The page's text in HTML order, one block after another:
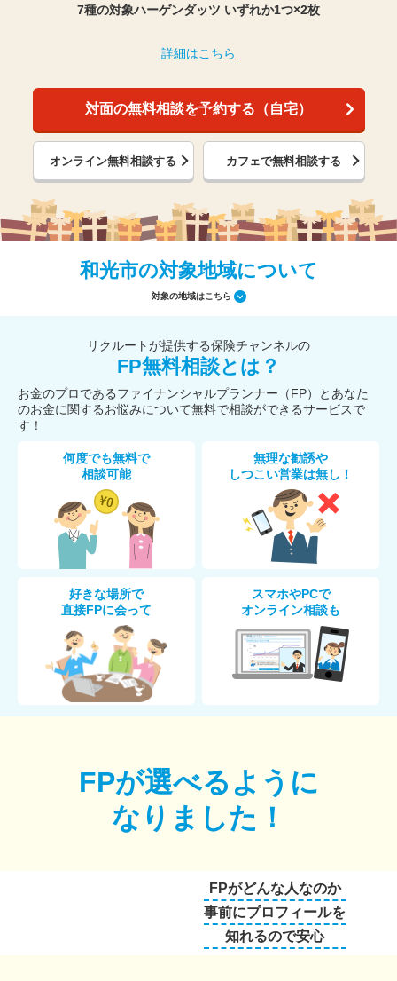
7種の対象ハーゲンダッツ いずれか1つ×2枚
詳細はこちら
対面の無料相談を予約する（自宅）
オンライン無料相談する カフェで無料相談する
和光市の対象地域について
対象の地域はこちら
リクルートが提供する保険チャンネルの
FP無料相談とは？
お金のプロであるファイナンシャルプランナー（FP）とあなた
のお金に関するお悩みについて無料で相談ができるサービスで
す！
何度でも無料で
相談可能
無理な勧誘や
しつこい営業は無し！
好きな場所で
直接FPに会って
スマホやPCで
オンライン相談も
FPが選べるように
なりました！
FPがどんな人なのか
事前にプロフィールを
知れるので安心